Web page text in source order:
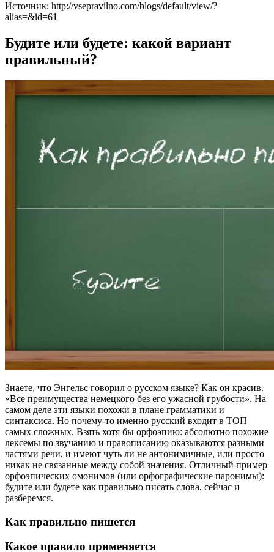
Источник: http://vsepravilno.com/blogs/default/view/?
alias=&id=61
Будите или будете: какой вариант
правильный?
Знаете, что Энгельс говорил о русском языке? Как он красив.
«Все преимущества немецкого без его ужасной грубости». На
самом деле эти языки похожи в плане грамматики и
синтаксиса. Но почему-то именно русский входит в ТОП
самых сложных. Взять хотя бы орфоэпию: абсолютно похожие
лексемы по звучанию и правописанию оказываются разными
частями речи, и имеют чуть ли не антонимичные, или просто
никак не связанные между собой значения. Отличный пример
орфоэпических омонимов (или орфографические паронимы):
будите или будете как правильно писать слова, сейчас и
разберемся.
Как правильно пишется
Какое правило применяется